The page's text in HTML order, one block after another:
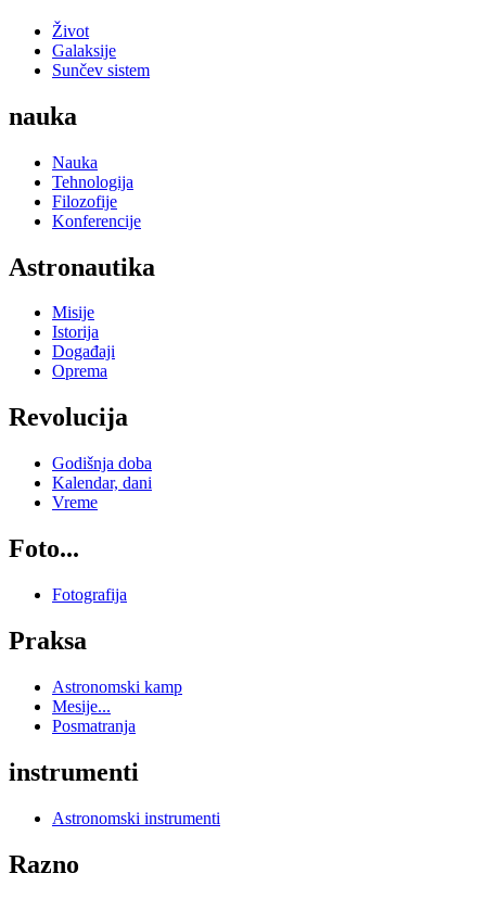
Život
Galaksije
Sunčev sistem
nauka
Nauka
Tehnologija
Filozofije
Konferencije
Astronautika
Misije
Istorija
Događaji
Oprema
Revolucija
Godišnja doba
Kalendar, dani
Vreme
Foto...
Fotografija
Praksa
Astronomski kamp
Mesije...
Posmatranja
instrumenti
Astronomski instrumenti
Razno